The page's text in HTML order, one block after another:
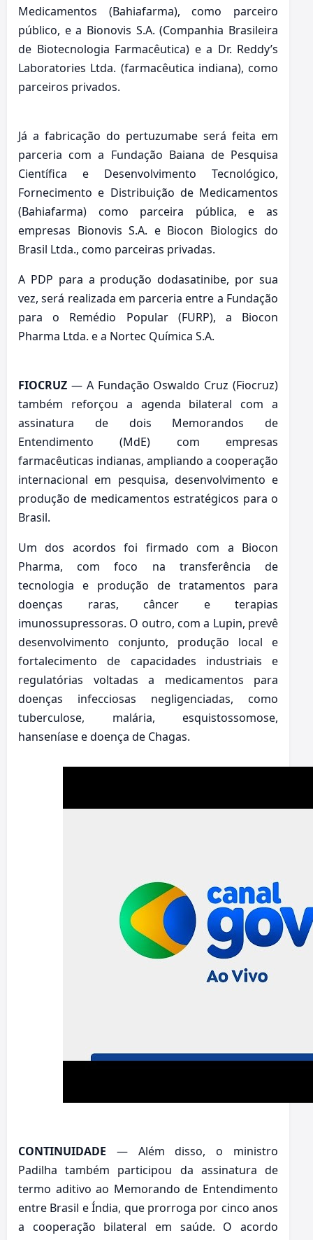
Medicamentos (Bahiafarma), como parceiro
público, e a Bionovis S.A. (Companhia Brasileira
de Biotecnologia Farmacêutica) e a Dr. Reddy’s
Laboratories Ltda. (farmacêutica indiana), como
parceiros privados.
Já a fabricação do pertuzumabe será feita em
parceria com a Fundação Baiana de Pesquisa
Científica e Desenvolvimento Tecnológico,
Fornecimento e Distribuição de Medicamentos
(Bahiafarma) como parceira pública, e as
empresas Bionovis S.A. e Biocon Biologics do
Brasil Ltda., como parceiras privadas.
A PDP para a produção dodasatinibe, por sua
vez, será realizada em parceria entre a Fundação
para o Remédio Popular (FURP), a Biocon
Pharma Ltda. e a Nortec Química S.A.
FIOCRUZ — A Fundação Oswaldo Cruz (Fiocruz)
também reforçou a agenda bilateral com a
assinatura de dois Memorandos de
Entendimento (MdE) com empresas
farmacêuticas indianas, ampliando a cooperação
internacional em pesquisa, desenvolvimento e
produção de medicamentos estratégicos para o
Brasil.
Um dos acordos foi firmado com a Biocon
Pharma, com foco na transferência de
tecnologia e produção de tratamentos para
doenças raras, câncer e terapias
imunossupressoras. O outro, com a Lupin, prevê
desenvolvimento conjunto, produção local e
fortalecimento de capacidades industriais e
regulatórias voltadas a medicamentos para
doenças infecciosas negligenciadas, como
tuberculose, malária, esquistossomose,
hanseníase e doença de Chagas.
CONTINUIDADE — Além disso, o ministro
Padilha também participou da assinatura de
termo aditivo ao Memorando de Entendimento
entre Brasil e Índia, que prorroga por cinco anos
a cooperação bilateral em saúde. O acordo